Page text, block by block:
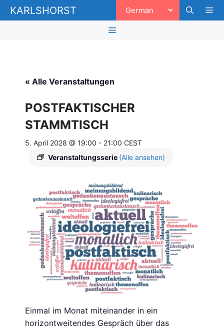
Zum
InhaltKARLSHORST
« Alle Veranstaltungen
POSTFAKTISCHER
STAMMTISCH
5. April 2028 @ 19:00 - 21:00 CEST
Veranstaltungsserie (Alle ansehen)
Einmal im Monat miteinander in ein
horizontweitendes Gespräch über das